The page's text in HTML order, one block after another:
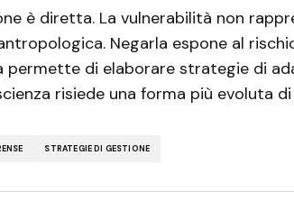
è diretta. La vulnerabilità non
Negarla espone al
permette di elaborare strategie di
risiede una forma più evoluta di
STRATEGIE DI GESTIONE